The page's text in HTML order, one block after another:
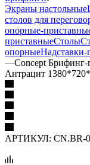
Экраны настольные
столов для
опорные-
приставныеСтолы
опорныеНадставки-
—Concept
Антрацит
АРТИКУЛ: CN.BR-